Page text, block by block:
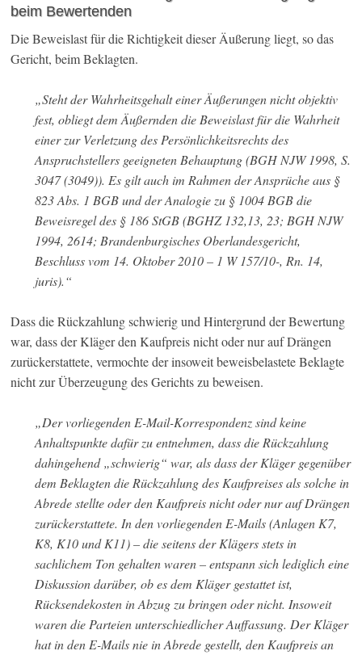
beim Bewertenden
Die Beweislast für die Richtigkeit dieser Äußerung liegt, so das
Gericht, beim Beklagten.
„Steht der Wahrheitsgehalt einer Äußerungen nicht objektiv
fest, obliegt dem Äußernden die Beweislast für die Wahrheit
einer zur Verletzung des Persönlichkeitsrechts des
Anspruchstellers geeigneten Behauptung (BGH NJW 1998, S.
3047 (3049)). Es gilt auch im Rahmen der Ansprüche aus §
823 Abs. 1 BGB und der Analogie zu § 1004 BGB die
Beweisregel des § 186 StGB (BGHZ 132,13, 23; BGH NJW
1994, 2614; Brandenburgisches Oberlandesgericht,
Beschluss vom 14. Oktober 2010 – 1 W 157/10-, Rn. 14,
juris).“
Dass die Rückzahlung schwierig und Hintergrund der Bewertung
war, dass der Kläger den Kaufpreis nicht oder nur auf Drängen
zurückerstattete, vermochte der insoweit beweisbelastete Beklagte
nicht zur Überzeugung des Gerichts zu beweisen.
„Der vorliegenden E-Mail-Korrespondenz sind keine
Anhaltspunkte dafür zu entnehmen, dass die Rückzahlung
dahingehend „schwierig“ war, als dass der Kläger gegenüber
dem Beklagten die Rückzahlung des Kaufpreises als solche in
Abrede stellte oder den Kaufpreis nicht oder nur auf Drängen
zurückerstattete. In den vorliegenden E-Mails (Anlagen K7,
K8, K10 und K11) – die seitens der Klägers stets in
sachlichem Ton gehalten waren – entspann sich lediglich eine
Diskussion darüber, ob es dem Kläger gestattet ist,
Rücksendekosten in Abzug zu bringen oder nicht. Insoweit
waren die Parteien unterschiedlicher Auffassung. Der Kläger
hat in den E-Mails nie in Abrede gestellt, den Kaufpreis an